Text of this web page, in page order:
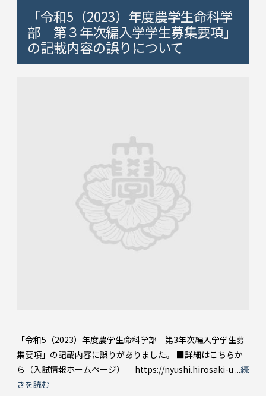
「令和5（2023）年度農学生命科学
部 第３年次編入学学生募集要項」
の記載内容の誤りについて
「令和5（2023）年度農学生命科学部 第3年次編入学学生募
集要項」の記載内容に誤りがありました。 ■詳細はこちらか
ら（入試情報ホームページ） https://nyushi.hirosaki-u ...続
きを読む